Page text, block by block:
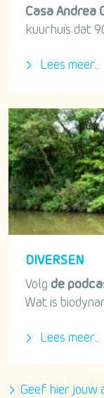
Casa Andrea
kuurhuis dat
Lees meer...
DIVERSEN
Volg de
Wat is
Lees meer...
Geef hier jouw